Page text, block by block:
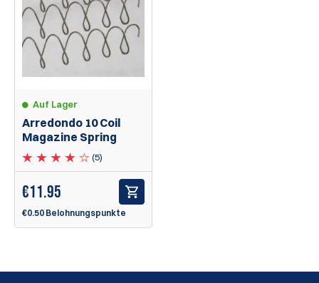
Auf Lager
Arredondo 10 Coil
Magazine Spring
(5)
€11.95
€0.50 Belohnungspunkte